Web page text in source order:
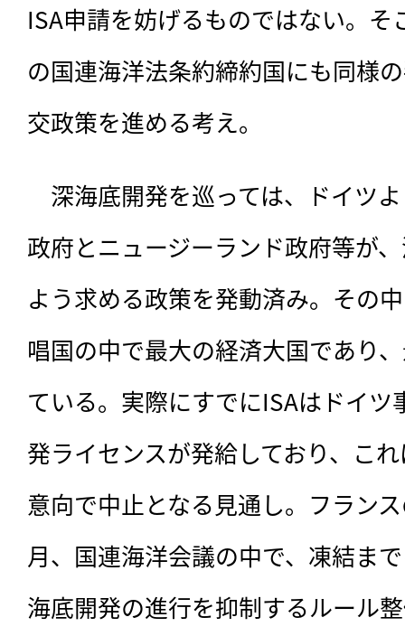
ISA申請を妨げるものではない。
の国連海洋法条約締約国にも同様
交政策を進める考え。
深海底開発を巡っては、ドイツ
政府とニュージーランド政府等が
よう求める政策を発動済み。その
唱国の中で最大の経済大国であり
ている。実際にすでにISAはドイ
発ライセンスが発給しており、こ
意向で中止となる見通し。フラン
月、国連海洋会議の中で、凍結ま
海底開発の進行を抑制するルール